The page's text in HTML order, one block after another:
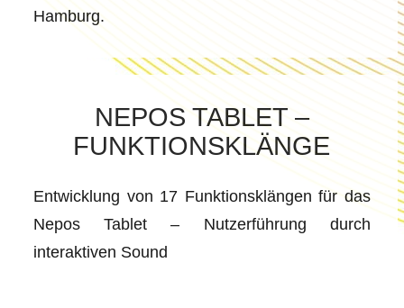
Hamburg.
NEPOS TABLET –
FUNKTIONSKLÄNGE
Entwicklung von 17 Funktionsklängen für das
Nepos Tablet – Nutzerführung durch
interaktiven Sound